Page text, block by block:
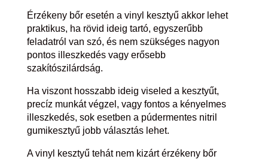
Érzékeny bőr esetén a vinyl kesztyű akkor lehet
praktikus, ha rövid ideig tartó, egyszerűbb
feladatról van szó, és nem szükséges nagyon
pontos illeszkedés vagy erősebb
szakítószilárdság.
Ha viszont hosszabb ideig viseled a kesztyűt,
precíz munkát végzel, vagy fontos a kényelmes
illeszkedés, sok esetben a púdermentes nitril
gumikesztyű jobb választás lehet.
A vinyl kesztyű tehát nem kizárt érzékeny bőr